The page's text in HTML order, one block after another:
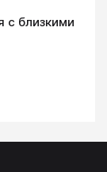
с близкими